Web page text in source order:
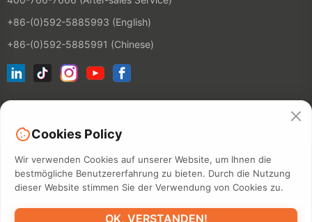
+86-(0)592-5885993 (English)
+86-(0)592-5885991 (Chinese)
©2026 XIAMEN HANIN CO., LTD.DATENSCHUTZERKLÄRUNG
Cookies Policy
Wir verwenden Cookies auf unserer Website, um Ihnen die
bestmögliche Benutzererfahrung zu bieten. Durch die Nutzung
dieser Website stimmen Sie der Verwendung von Cookies zu.
OK, VERSTANDEN!